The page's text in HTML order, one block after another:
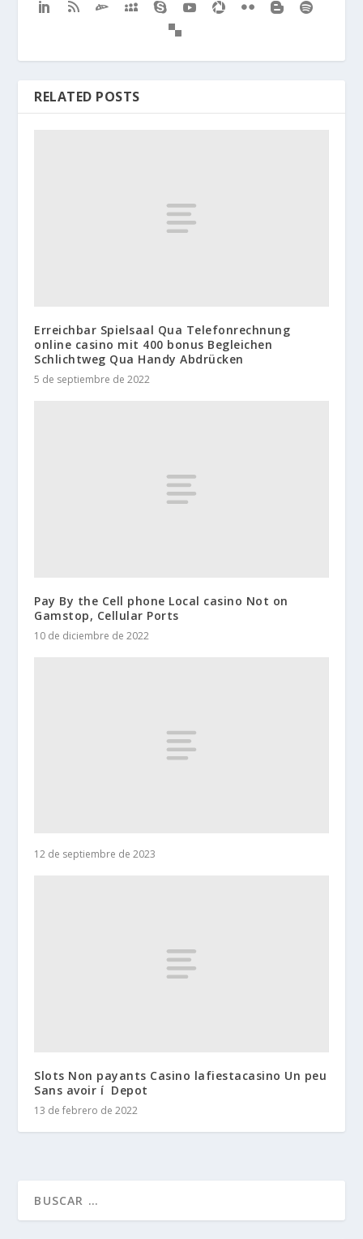
RELATED POSTS
Erreichbar Spielsaal Qua Telefonrechnung
online casino mit 400 bonus Begleichen
Schlichtweg Qua Handy Abdrücken
5 de septiembre de 2022
Pay By the Cell phone Local casino Not on
Gamstop, Cellular Ports
10 de diciembre de 2022
12 de septiembre de 2023
Slots Non payants Casino lafiestacasino Un peu
Sans avoir í Depot
13 de febrero de 2022